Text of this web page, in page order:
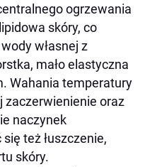
ogrzewania
skóry, co
własnej z
mało elastyczna
Wahania temperatury
zaczerwienienie oraz
naczynek
też łuszczenie,
skóry.